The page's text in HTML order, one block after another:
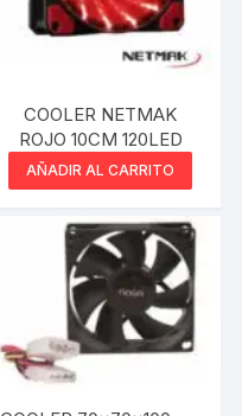
COOLER NETMAK
ROJO 10CM 120LED
AÑADIR AL CARRITO